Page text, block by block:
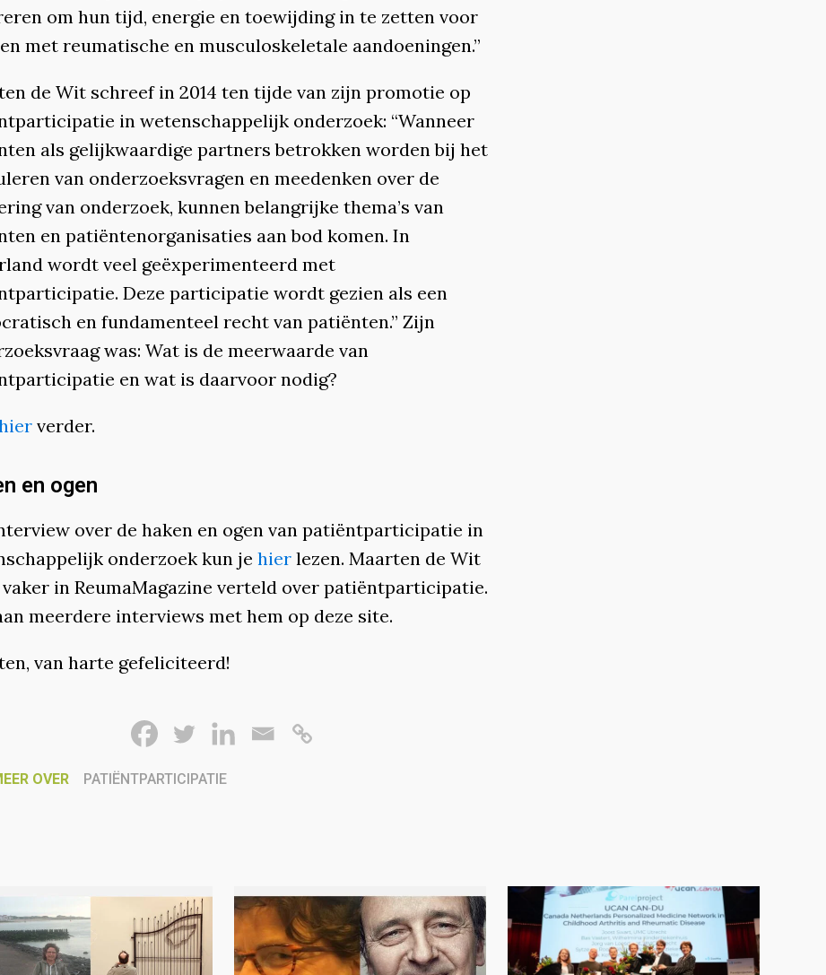
om hun tijd, energie en toewijding in te zetten voor
met reumatische en musculoskeletale aandoeningen.”
de Wit schreef in 2014 ten tijde van zijn promotie op
in wetenschappelijk onderzoek: “Wanneer
als gelijkwaardige partners betrokken worden bij het
van onderzoeksvragen en meedenken over de
van onderzoek, kunnen belangrijke thema’s van
en patiëntenorganisaties aan bod komen. In
wordt veel geëxperimenteerd met
Deze participatie wordt gezien als een
en fundamenteel recht van patiënten.” Zijn
was: Wat is de meerwaarde van
en wat is daarvoor nodig?
verder.
en ogen
over de haken en ogen van patiëntparticipatie in
onderzoek kun je hier lezen. Maarten de Wit
in ReumaMagazine verteld over patiëntparticipatie.
meerdere interviews met hem op deze site.
van harte gefeliciteerd!
OVER PATIËNTPARTICIPATIE